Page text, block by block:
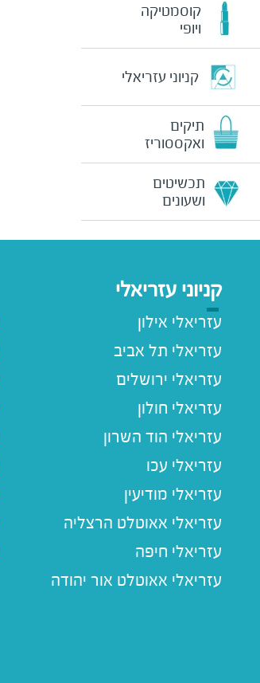
קוסמטיקה
ויופי
קניוני עזריאלי
תיקים
ואקססוריז
תכשיטים
ושעונים
קניוני עזריאלי
עזריאלי אילון
עזריאלי תל אביב
עזריאלי ירושלים
עזריאלי חולון
עזריאלי הוד השרון
עזריאלי עכו
עזריאלי מודיעין
עזריאלי אאוטלט הרצליה
עזריאלי חיפה
עזריאלי אאוטלט אור יהודה